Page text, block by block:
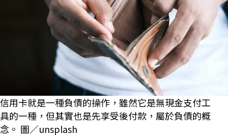
信用卡就是一種負債的操作，雖然它是無現金支付工
具的一種，但其實也是先享受後付款，屬於負債的概
念。 圖／unsplash